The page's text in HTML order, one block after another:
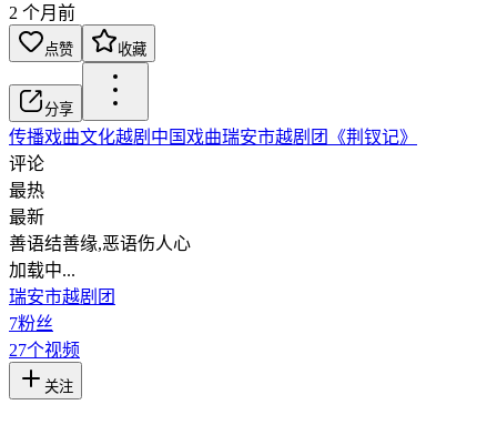
2 个月前
点赞 收藏
分享
传播戏曲文化越剧 中国戏曲瑞安市越剧团
《荆钗记》
评论
最热
最新
善语结善缘,恶语伤人心
加载中...
瑞安市越剧团
7粉丝
27个视频
关注